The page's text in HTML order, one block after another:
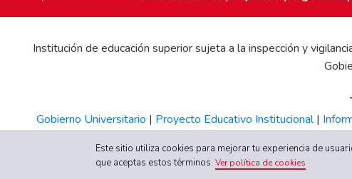
Institución de educación superior sujeta a la inspección y
Gobierno Universitario | Proyecto Educativo Institucional|
Este sitio utiliza cookies para mejorar tu experiencia de
que aceptas estos términos.Ver política de cookies